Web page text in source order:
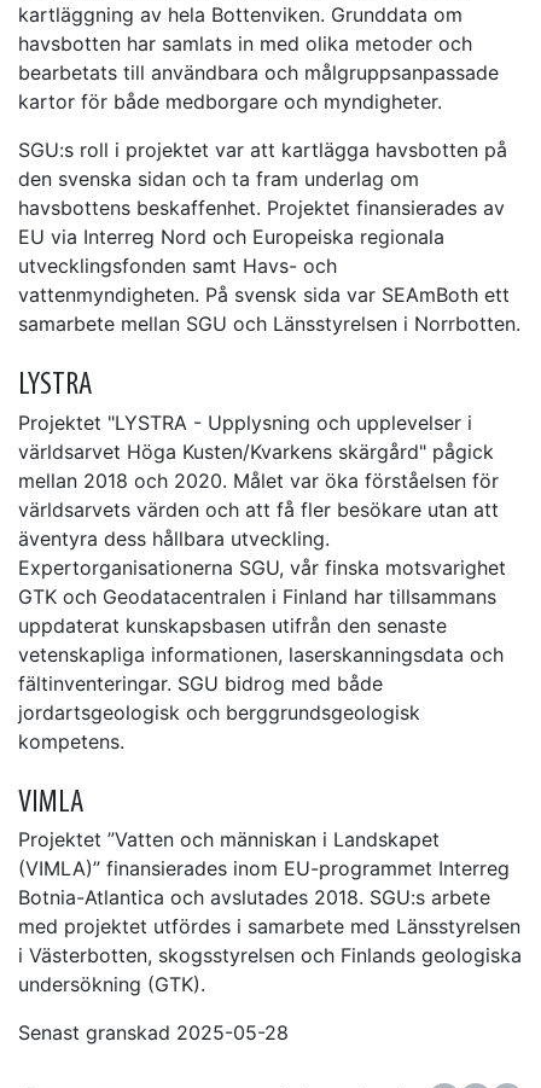
kartläggning av hela Bottenviken. Grunddata om
havsbotten har samlats in med olika metoder och
bearbetats till användbara och målgruppsanpassade
kartor för både medborgare och myndigheter.
SGU:s roll i projektet var att kartlägga havsbotten på
den svenska sidan och ta fram underlag om
havsbottens beskaffenhet. Projektet finansierades av
EU via Interreg Nord och Europeiska regionala
utvecklingsfonden samt Havs- och
vattenmyndigheten. På svensk sida var SEAmBoth ett
samarbete mellan SGU och Länsstyrelsen i Norrbotten.
LYSTRA
Projektet "LYSTRA - Upplysning och upplevelser i
världsarvet Höga Kusten/Kvarkens skärgård" pågick
mellan 2018 och 2020. Målet var öka förståelsen för
världsarvets värden och att få fler besökare utan att
äventyra dess hållbara utveckling.
Expertorganisationerna SGU, vår finska motsvarighet
GTK och Geodatacentralen i Finland har tillsammans
uppdaterat kunskapsbasen utifrån den senaste
vetenskapliga informationen, laserskanningsdata och
fältinventeringar. SGU bidrog med både
jordartsgeologisk och berggrundsgeologisk
kompetens.
VIMLA
Projektet ”Vatten och människan i Landskapet
(VIMLA)” finansierades inom EU-programmet Interreg
Botnia-Atlantica och avslutades 2018. SGU:s arbete
med projektet utfördes i samarbete med Länsstyrelsen
i Västerbotten, skogsstyrelsen och Finlands geologiska
undersökning (GTK).
Senast granskad 2025-05-28